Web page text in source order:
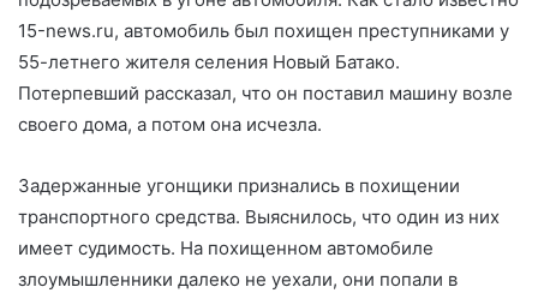
15-news.ru, автомобиль был похищен преступниками у
55-летнего жителя селения Новый Батако.
Потерпевший рассказал, что он поставил машину возле
своего дома, а потом она исчезла.
Задержанные угонщики признались в похищении
транспортного средства. Выяснилось, что один из них
имеет судимость. На похищенном автомобиле
злоумышленники далеко не уехали, они попали в